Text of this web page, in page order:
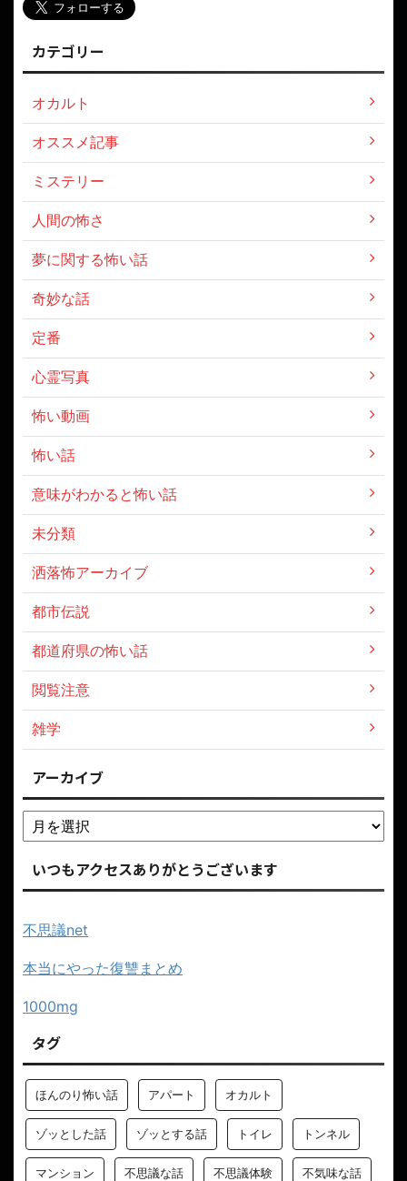
カテゴリー
オカルト
オススメ記事
ミステリー
人間の怖さ
夢に関する怖い話
奇妙な話
定番
心霊写真
怖い動画
怖い話
意味がわかると怖い話
未分類
洒落怖アーカイブ
都市伝説
都道府県の怖い話
閲覧注意
雑学
アーカイブ
いつもアクセスありがとうございます
不思議net
本当にやった復讐まとめ
1000mg
タグ
ほんのり怖い話 アパート オカルト
ゾッとした話 ゾッとする話 トイレ トンネル
マンション 不思議な話 不思議体験 不気味な話